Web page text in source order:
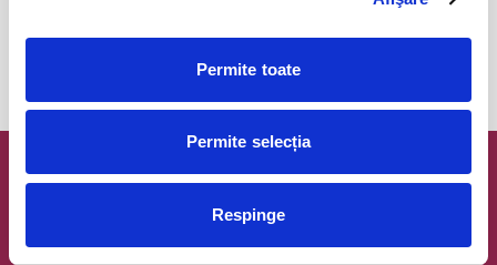
Permite toate
Permite selecția
Respinge
Newsletter @ Bilete.ro
evenimente.